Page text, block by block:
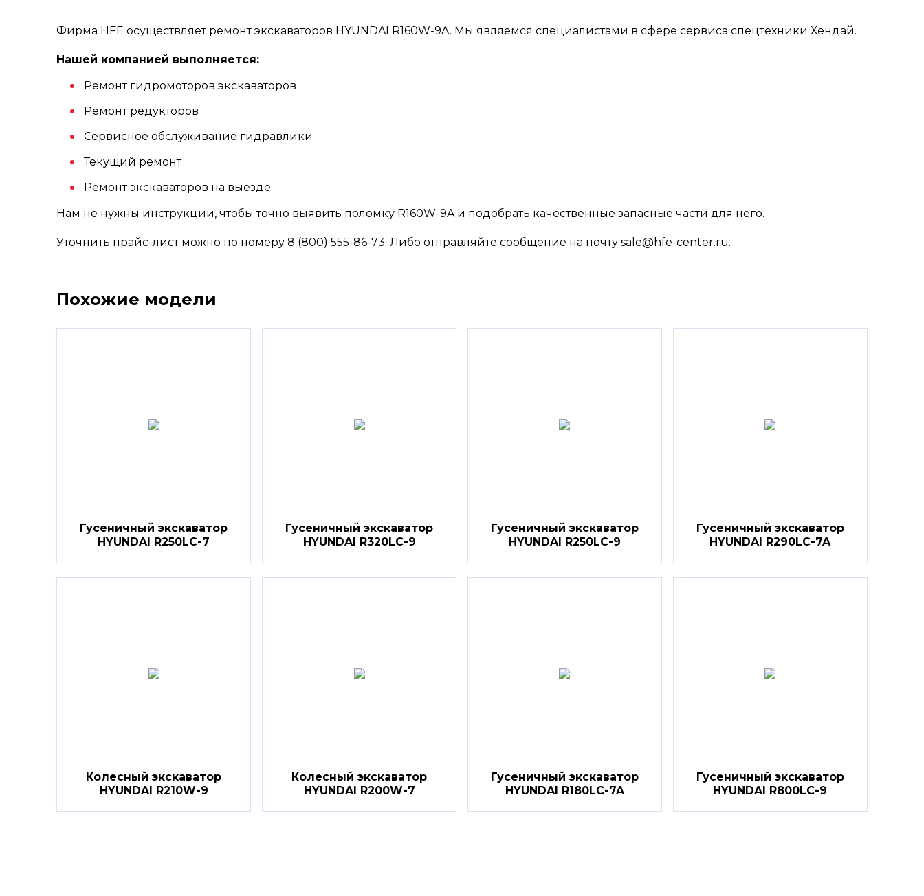
Фирма HFE осуществляет ремонт экскаваторов HYUNDAI R160W-9A. Мы являемся специалистами в сфере сервиса спецтехники Хендай.
Нашей компанией выполняется:
Ремонт гидромоторов экскаваторов
Ремонт редукторов
Сервисное обслуживание гидравлики
Текущий ремонт
Ремонт экскаваторов на выезде
Нам не нужны инструкции, чтобы точно выявить поломку R160W-9A и подобрать качественные запасные части для него.
Уточнить прайс-лист можно по номеру 8 (800) 555-86-73. Либо отправляйте сообщение на почту sale@hfe-center.ru.
Похожие модели
Гусеничный экскаватор
HYUNDAI R250LC-7
Гусеничный экскаватор
HYUNDAI R320LC-9
Гусеничный экскаватор
HYUNDAI R250LC-9
Гусеничный экскаватор
HYUNDAI R290LC-7A
Колесный экскаватор
HYUNDAI R210W-9
Колесный экскаватор
HYUNDAI R200W-7
Гусеничный экскаватор
HYUNDAI R180LC-7A
Гусеничный экскаватор
HYUNDAI R800LC-9